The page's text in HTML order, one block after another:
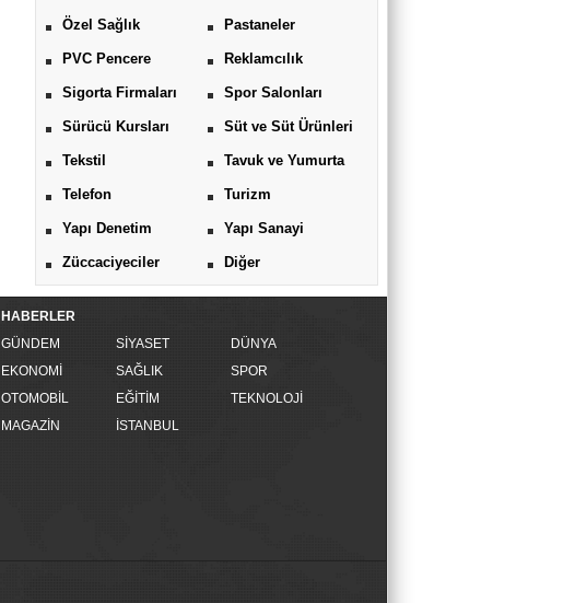
Özel Sağlık Pastaneler
PVC Pencere Reklamcılık
Sigorta Firmaları Spor Salonları
Sürücü Kursları Süt ve Süt Ürünleri
Tekstil Tavuk ve Yumurta
Telefon Turizm
Yapı Denetim Yapı Sanayi
Züccaciyeciler Diğer
HABERLER
GÜNDEM
SİYASET
DÜNYA
EKONOMİ
SAĞLIK
SPOR
OTOMOBİL
EĞİTİM
TEKNOLOJİ
MAGAZİN
İSTANBUL